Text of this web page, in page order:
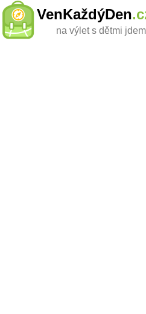
VenKaždýDen
na výlet s dětmi jdem